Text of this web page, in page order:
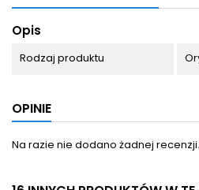
Opis
Rodzaj produktu
OPINIE
Na razie nie dodano żadnej recenzji.